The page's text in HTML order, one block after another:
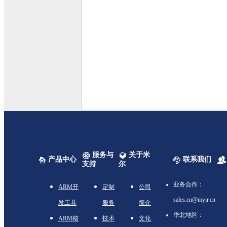
产品中心
服务与
支持
关于米
尔
联系我们
ARM开
发工具
ARM核
定制
服务
技术
公司
简介
文化
业务合作：
sales.cn@myir.cn
华北地区：